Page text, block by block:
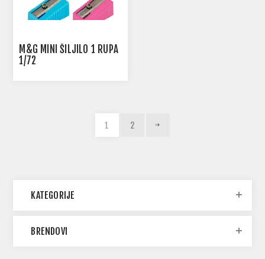
M&G MINI ŠILJILO 1 RUPA
1/72
1 2
KATEGORIJE
BRENDOVI